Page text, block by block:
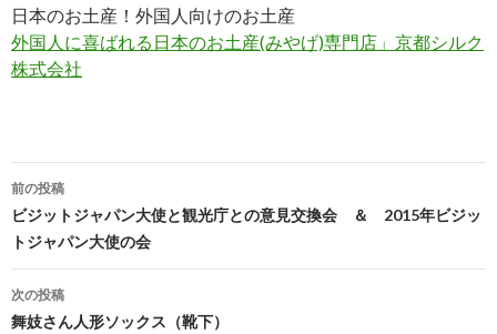
日本のお土産！外国人向けのお土産
外国人に喜ばれる日本のお土産(みやげ)専門店」京都シルク
株式会社
投稿ナビゲーション
前の投稿
ビジットジャパン大使と観光庁との意見交換会 ＆ 2015年ビジッ
トジャパン大使の会
次の投稿
舞妓さん人形ソックス（靴下）